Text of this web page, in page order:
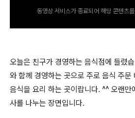
동영상 서비스가 종료되어 해당 콘텐츠
오늘은 친구가 경영하는 음식점에 들렸
와 함께 경영하는 곳으로 주로 음식 주문
음식을 요리 하는 곳이랍니다. ^^ 오랜만
사를 나누는 장면입니다.